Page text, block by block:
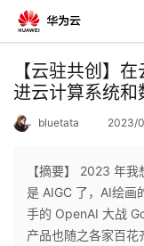
返
回
个
【云驻共创】
进云计算系统
bluetata 2023/
【摘要】 2023 年
是 AIGC 了，AI绘画
手的 OpenAI 大战
产品也随之各家百花